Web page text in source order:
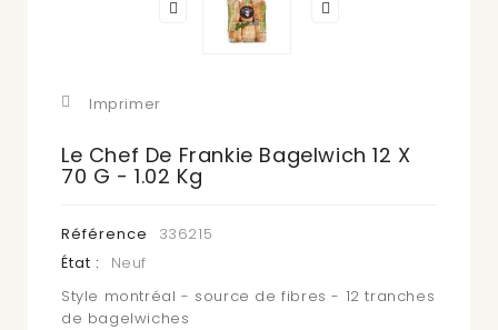
Imprimer
Le Chef De Frankie Bagelwich 12 X
70 G - 1.02 Kg
Référence
336215
État :
Neuf
Style montréal - source de fibres - 12 tranches
de bagelwiches